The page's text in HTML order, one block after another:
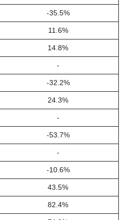
-35.5%
11.6%
14.8%
-
-32.2%
24.3%
-
-53.7%
-
-10.6%
43.5%
82.4%